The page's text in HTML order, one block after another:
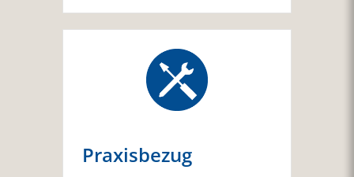
Praxisbezug